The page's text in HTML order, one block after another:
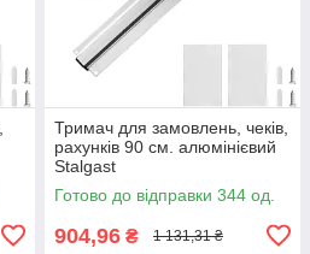
Тримач для замовлень, чеків,
рахунків 90 см. алюмінієвий
Stalgast
Готово до відправки 344 од.
904,96 ₴ 1 131,31 ₴